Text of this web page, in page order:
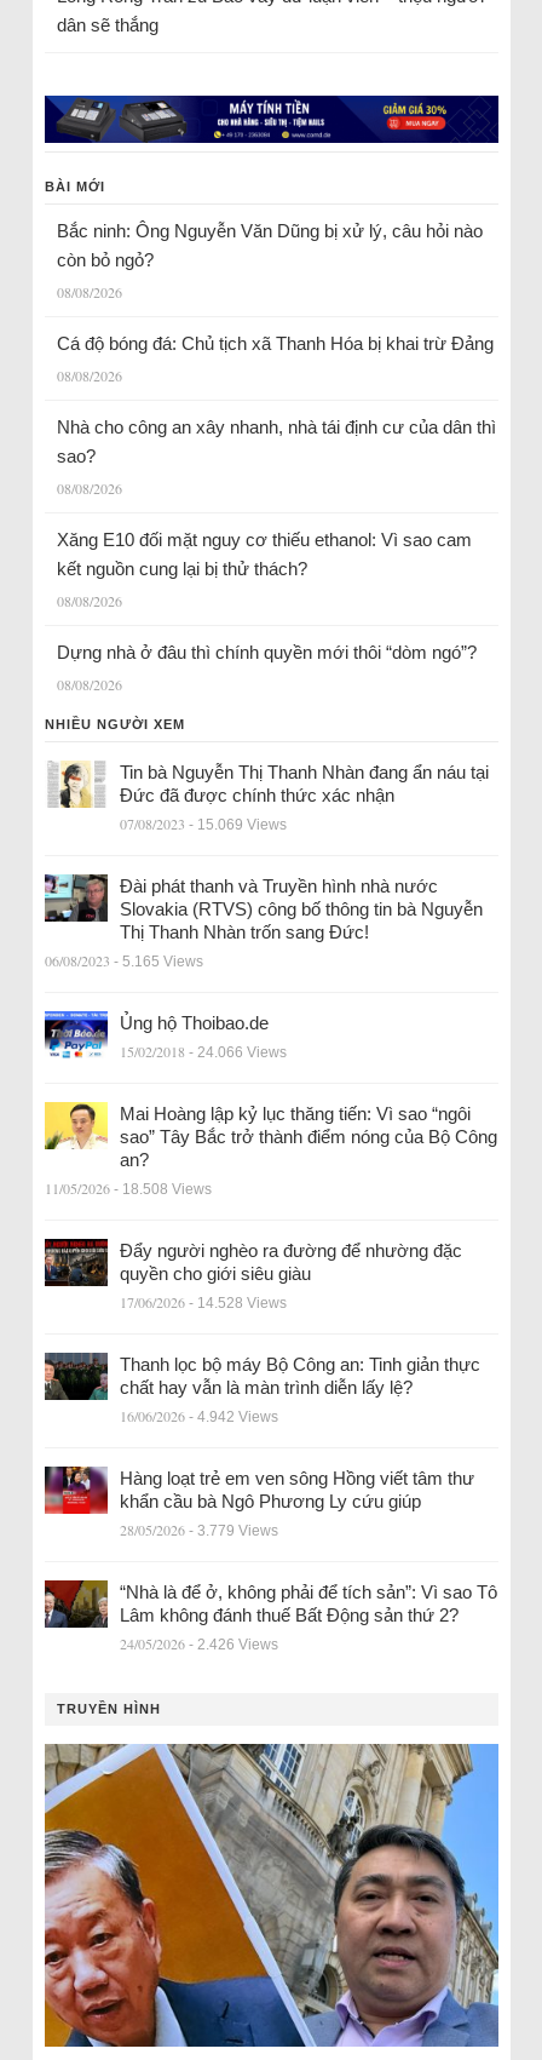
dân sẽ thắng
BÀI MỚI
Bắc ninh: Ông Nguyễn Văn Dũng bị xử lý, câu hỏi nào
còn bỏ ngỏ?
08/08/2026
Cá độ bóng đá: Chủ tịch xã Thanh Hóa bị khai trừ Đảng
08/08/2026
Nhà cho công an xây nhanh, nhà tái định cư của dân thì
sao?
08/08/2026
Xăng E10 đối mặt nguy cơ thiếu ethanol: Vì sao cam
kết nguồn cung lại bị thử thách?
08/08/2026
Dựng nhà ở đâu thì chính quyền mới thôi “dòm ngó”?
08/08/2026
NHIỀU NGƯỜI XEM
Tin bà Nguyễn Thị Thanh Nhàn đang ẩn náu tại
Đức đã được chính thức xác nhận
07/08/2023 - 15.069 Views
Đài phát thanh và Truyền hình nhà nước
Slovakia (RTVS) công bố thông tin bà Nguyễn
Thị Thanh Nhàn trốn sang Đức!
06/08/2023 - 5.165 Views
Ủng hộ Thoibao.de
15/02/2018 - 24.066 Views
Mai Hoàng lập kỷ lục thăng tiến: Vì sao “ngôi
sao” Tây Bắc trở thành điểm nóng của Bộ Công
an?
11/05/2026 - 18.508 Views
Đẩy người nghèo ra đường để nhường đặc
quyền cho giới siêu giàu
17/06/2026 - 14.528 Views
Thanh lọc bộ máy Bộ Công an: Tinh giản thực
chất hay vẫn là màn trình diễn lấy lệ?
16/06/2026 - 4.942 Views
Hàng loạt trẻ em ven sông Hồng viết tâm thư
khẩn cầu bà Ngô Phương Ly cứu giúp
28/05/2026 - 3.779 Views
“Nhà là để ở, không phải để tích sản”: Vì sao Tô
Lâm không đánh thuế Bất Động sản thứ 2?
24/05/2026 - 2.426 Views
TRUYỀN HÌNH